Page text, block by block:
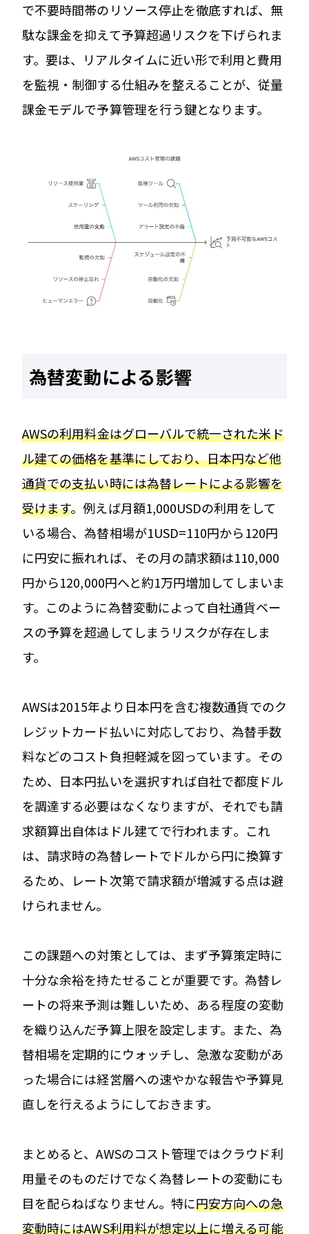
で不要時間帯のリソース停止を徹底すれば、無
駄な課金を抑えて予算超過リスクを下げられま
す。要は、リアルタイムに近い形で利用と費用
を監視・制御する仕組みを整えることが、従量
課金モデルで予算管理を行う鍵となります。
為替変動による影響
AWSの利用料金はグローバルで統一された米ド
ル建ての価格を基準にしており、日本円など他
通貨での支払い時には為替レートによる影響を
受けます。例えば月額1,000USDの利用をして
いる場合、為替相場が1USD=110円から120円
に円安に振れれば、その月の請求額は110,000
円から120,000円へと約1万円増加してしまいま
す。このように為替変動によって自社通貨ベー
スの予算を超過してしまうリスクが存在しま
す。
AWSは2015年より日本円を含む複数通貨でのク
レジットカード払いに対応しており、為替手数
料などのコスト負担軽減を図っています​。その
ため、日本円払いを選択すれば自社で都度ドル
を調達する必要はなくなりますが、それでも請
求額算出自体はドル建てで行われます​。これ
は、請求時の為替レートでドルから円に換算す
るため、レート次第で請求額が増減する点は避
けられません。
この課題への対策としては、まず予算策定時に
十分な余裕を持たせることが重要です。為替レ
ートの将来予測は難しいため、ある程度の変動
を織り込んだ予算上限を設定します。また、為
替相場を定期的にウォッチし、急激な変動があ
った場合には経営層への速やかな報告や予算見
直しを行えるようにしておきます。
まとめると、AWSのコスト管理ではクラウド利
用量そのものだけでなく為替レートの変動にも
目を配らねばなりません。特に円安方向への急
変動時にはAWS利用料が想定以上に増える可能